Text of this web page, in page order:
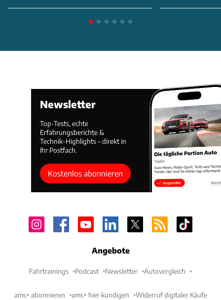
Newsletter
Top-Tests, echte
Erfahrungsberichte &
Technik-Highlights – direkt in
Ihr Postfach.
Kostenlos abonnieren
Angebote
Fahrtrainings Podcast Newsletter Autovergleich
ams+ abonnieren ams+ hier kündigen Widerruf digitaler Käufe